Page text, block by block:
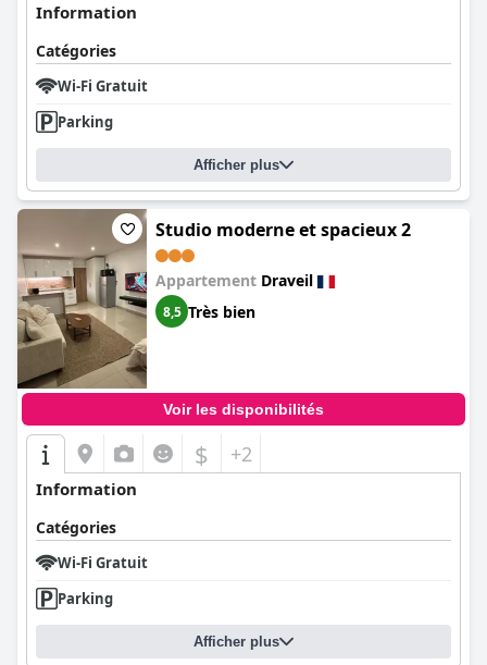
Information
Catégories
Wi-Fi Gratuit
Parking
Afficher plus
Studio moderne et spacieux 2
Appartement Draveil
8,5 Très bien
Voir les disponibilités
$ +2
Information
Catégories
Wi-Fi Gratuit
Parking
Afficher plus